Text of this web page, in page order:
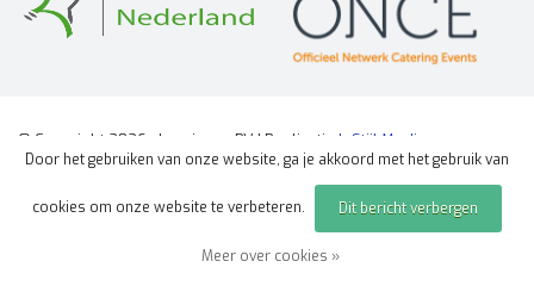
© Copyright 2026 - Lumineux BV | Realisatie
InStijl Media
Algemene voorwaarden|Disclaimer|Privacy Policy|Sitemap |
Door het gebruiken van onze website, ga je akkoord met het gebruik van
cookies om onze website te verbeteren. Dit bericht verbergen
Meer over cookies »